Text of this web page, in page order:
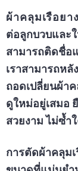
ผ้าคลุมเรือยาง
ต่อลูกบวบและ
สามารถติดชื่อ
เราสามารถห
ถอดเปลี่ยนผ้า
ดูใหม่อยู่เสมอ
สวยงาม ไม่ซ้ำ
การตัดผ้าคลุม